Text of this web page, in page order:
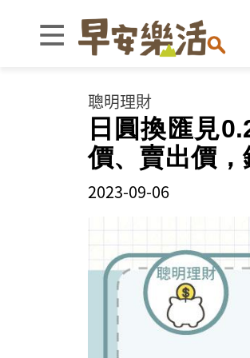
聰明理財
日圓換匯見
價、賣出價，
2023-09-06